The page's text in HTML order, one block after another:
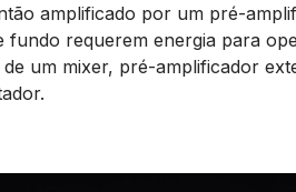
amplificado por um pré-
requerem energia para
um mixer, pré-amplificador